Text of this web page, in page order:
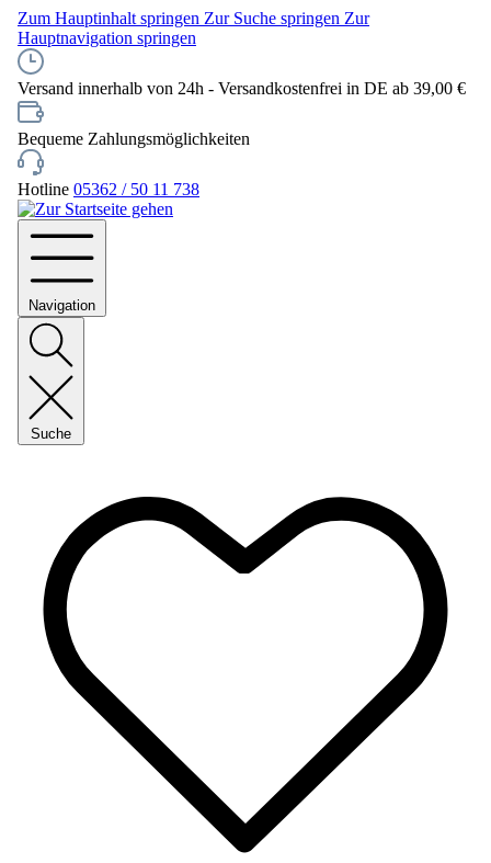
Zum Hauptinhalt springen Zur Suche springen Zur
Hauptnavigation springen
Versand innerhalb von 24h - Versandkostenfrei in DE ab 39,00 €
Bequeme Zahlungsmöglichkeiten
Hotline 05362 / 50 11 738
Navigation
Suche